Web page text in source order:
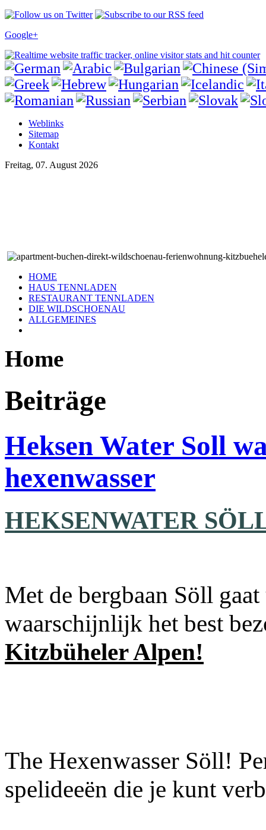
Google+
Weblinks
Sitemap
Kontakt
Freitag, 07. August 2026
HOME
HAUS TENNLADEN
RESTAURANT TENNLADEN
DIE WILDSCHOENAU
ALLGEMEINES
Home
Beiträge
Heksen Water Soll
hexenwasser
HEKSENWATER
Met de bergbaan Söll
waarschijnlijk het best
Kitzbüheler Alpen!
The Hexenwasser Söll!
spelideeën die je kunt